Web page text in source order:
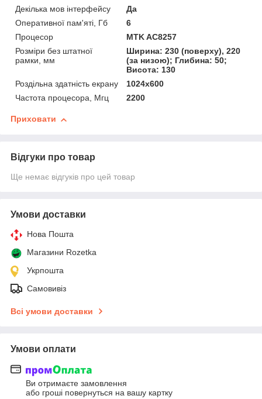
Декілька мов інтерфейсу
Да
Оперативної пам'яті, Гб
6
Процесор
MTK AC8257
Розміри без штатної
рамки, мм
Ширина: 230 (поверху), 220
(за низою); Глибина: 50;
Висота: 130
Роздільна здатність екрану
1024х600
Частота процесора, Мгц
2200
Приховати
Відгуки про товар
Ще немає відгуків про цей товар
Умови доставки
Нова Пошта
Магазини Rozetka
Укрпошта
Самовивіз
Всі умови доставки
Умови оплати
Ви отримаєте замовлення
або гроші повернуться на вашу картку